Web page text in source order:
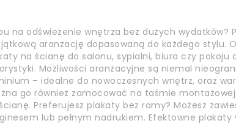
na odświeżenie wnętrza bez dużych wydatków?
aranżację dopasowaną do każdego stylu.
na ścianę do salonu, sypialni, biura czy pokoju
Możliwości aranżacyjne są niemal
– idealne do nowoczesnych wnętrz, oraz
go również zamocować na taśmie
Preferujesz plakaty bez ramy? Możesz
lub pełnym nadrukiem. Efektowne plakaty